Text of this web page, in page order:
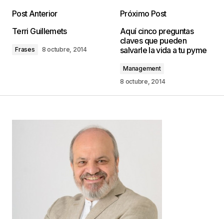
publicada. Los campos obligatorios están
*
Guarda mi nombre, correo electrónico y web en
este navegador para la próxima vez que
comente.
Post Anterior
Terri Guillemets
Frases 8 octubre, 2014
Próximo Post
Aquí cinco preguntas
claves que pueden
salvarle la vida a tu pyme
Management
8 octubre, 2014